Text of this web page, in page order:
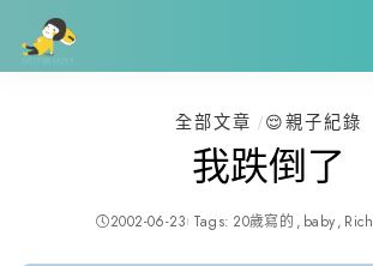
全部文章 😌親子紀錄
我跌倒了
2002-06-23 Tags: 20歲寫的 baby Rich